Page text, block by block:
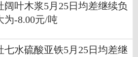
阔叶木浆5月25日均差继续负
为-8.00元/吨
七水硫酸亚铁5月25日均差继